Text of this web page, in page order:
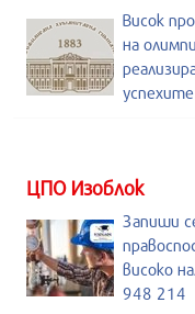
Висок
на
ЦПО Изоблок
Запиши
високо
948 214